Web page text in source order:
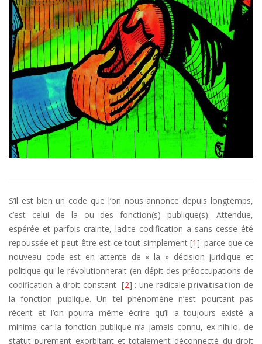
S’il est bien un code que l’on nous annonce depuis longtemps,
c’est celui de la ou des fonction(s) publique(s). Attendue,
espérée et parfois crainte, ladite codification a sans cesse été
repoussée et peut-être est-ce tout simplement [1]. parce que ce
nouveau code est en attente de « la » décision juridique et
politique qui le révolutionnerait (en dépit des préoccupations de
codification à droit constant [2] : une radicale privatisation de
la fonction publique. Un tel phénomène n’est pourtant pas
récent et l’on pourra même écrire qu’il a toujours existé a
minima car la fonction publique n’a jamais connu, ex nihilo, de
statut purement exorbitant et totalement déconnecté du droit